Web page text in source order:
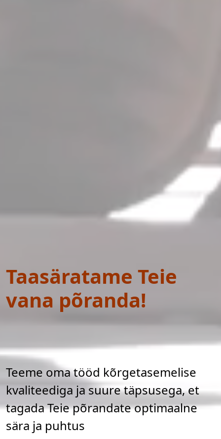
Taasäratame Teie
vana põranda!
Teeme oma tööd kõrgetasemelise
kvaliteediga ja suure täpsusega, et
tagada Teie põrandate optimaalne
sära ja puhtus